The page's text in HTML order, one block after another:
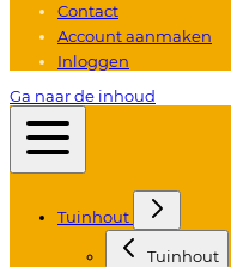
Contact
Account aanmaken
Inloggen
Ga naar de inhoud
Tuinhout
Tuinhout